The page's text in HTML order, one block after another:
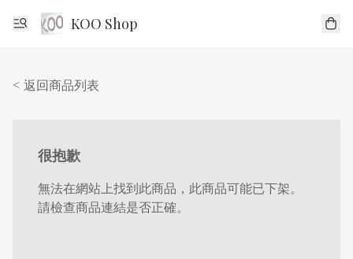
KOO Shop
< 返回商品列表
很抱歉
無法在網站上找到此商品，此商品可能已下架。
請檢查商品連結是否正確。